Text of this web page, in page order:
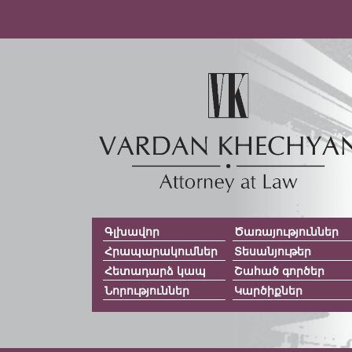
Գլխավոր
Ծառայություններ
Հրապարակումներ
Տեսանյութեր
Հետադարձ կապ
Շահած գործեր
Նորություններ
Կարծիքներ